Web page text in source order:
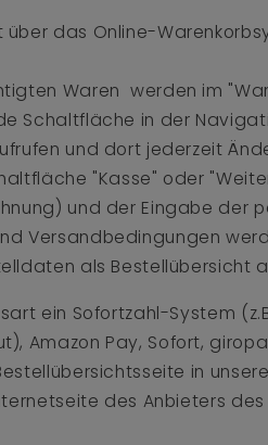
über das Online-
Waren werden im
Schaltfläche in der
und dort jederzeit
"Kasse" oder
und der Eingabe der
Versandbedingungen
als Bestellübersicht
ein Sofortzahl-System
Amazon Pay, Sofort,
in
des Anbieters